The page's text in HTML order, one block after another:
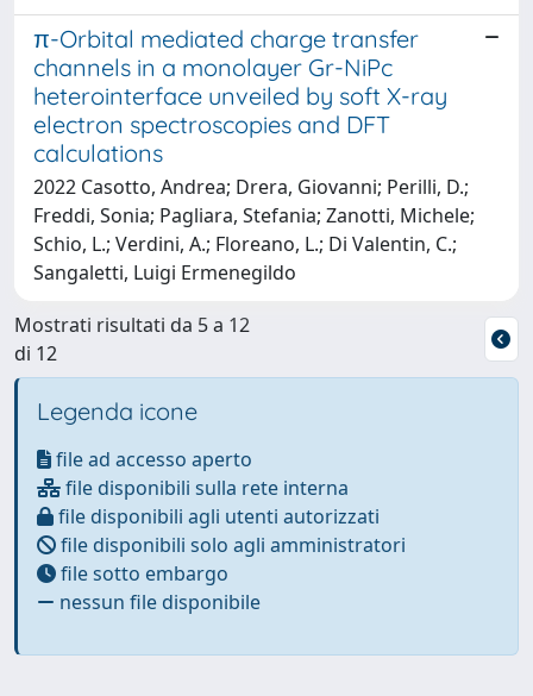
π-Orbital mediated charge transfer
channels in a monolayer Gr-NiPc
heterointerface unveiled by soft X-ray
electron spectroscopies and DFT
calculations
2022 Casotto, Andrea; Drera, Giovanni; Perilli, D.;
Freddi, Sonia; Pagliara, Stefania; Zanotti, Michele;
Schio, L.; Verdini, A.; Floreano, L.; Di Valentin, C.;
Sangaletti, Luigi Ermenegildo
Mostrati risultati da 5 a 12
di 12
Legenda icone
file ad accesso aperto
file disponibili sulla rete interna
file disponibili agli utenti autorizzati
file disponibili solo agli amministratori
file sotto embargo
nessun file disponibile